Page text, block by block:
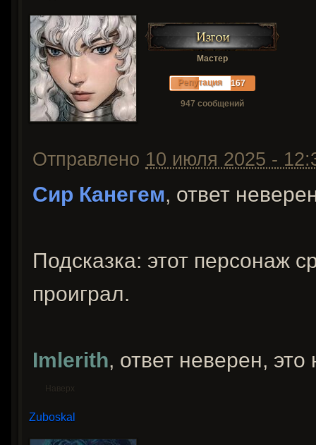
Мастер
Репутация 167
947 сообщений
Отправлено 10 июля 2025 -
Сир Канегем, ответ
Подсказка: этот персонаж
проиграл.
Imlerith, ответ неверен,
Наверх
Zuboskal